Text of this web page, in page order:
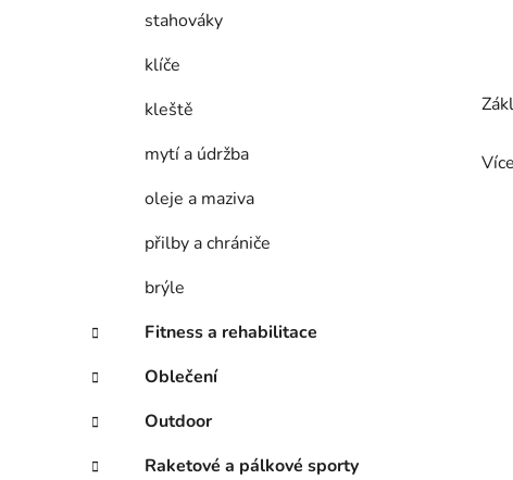
stahováky
klíče
kleště
mytí a údržba
oleje a maziva
přilby a chrániče
brýle
Fitness a rehabilitace
Oblečení
Outdoor
Raketové a pálkové sporty